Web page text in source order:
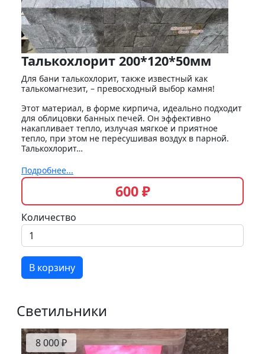
Талькохлорит 200*120*50мм
Для бани талькохлорит, также известный как
талькомагнезит, – превосходный выбор камня!
Этот материал, в форме кирпича, идеально подходит
для облицовки банных печей. Он эффективно
накапливает тепло, излучая мягкое и приятное
тепло, при этом не пересушивая воздух в парной.
Талькохлорит…
Подробнее...
600 ₽
Количество
В корзину
Светильники
8 000 ₽